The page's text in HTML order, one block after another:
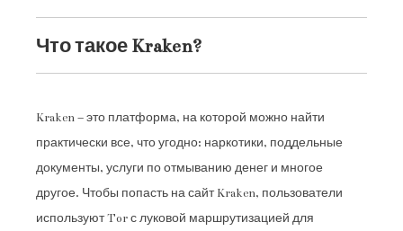
Что такое Kraken?
Kraken – это платформа, на которой можно найти
практически все, что угодно: наркотики, поддельные
документы, услуги по отмыванию денег и многое
другое. Чтобы попасть на сайт Kraken, пользователи
используют Tor с луковой маршрутизацией для